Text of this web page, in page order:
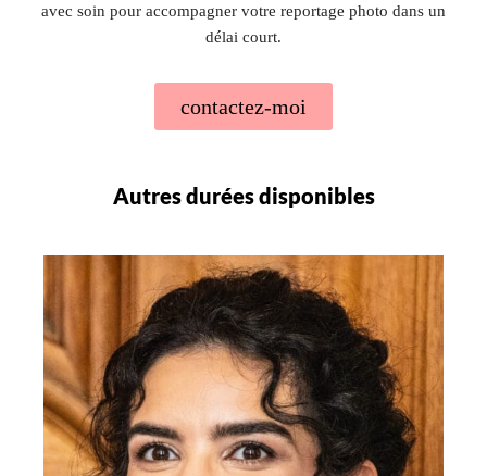
avec soin pour accompagner votre reportage photo dans un
délai court.
contactez-moi
Autres durées disponibles